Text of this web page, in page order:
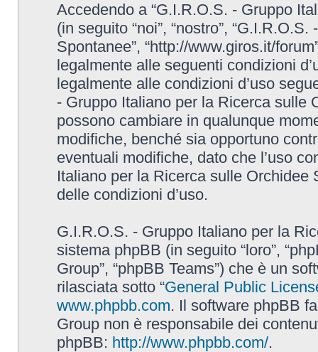
Accedendo a “G.I.R.O.S. - Gruppo
(in seguito “noi”, “nostro”,
Spontanee”, “http://www.giros.it/
legalmente alle seguenti condizioni
legalmente alle condizioni d’uso
- Gruppo Italiano per la Ricerca sulle
possono cambiare in qualunque
modifiche, benché sia opportuno
eventuali modifiche, dato che l’uso
Italiano per la Ricerca sulle Orchidee
delle condizioni d’uso.
G.I.R.O.S. - Gruppo Italiano per la
sistema phpBB (in seguito “loro”,
Group”, “phpBB Teams”) che è un
rilasciata sotto “General Public
www.phpbb.com. Il software phpBB
Group non è responsabile dei
phpBB: http://www.phpbb.com/.